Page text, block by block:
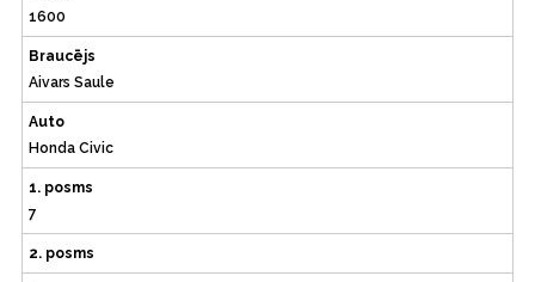
1600
Braucējs
Aivars Saule
Auto
Honda Civic
1. posms
7
2. posms